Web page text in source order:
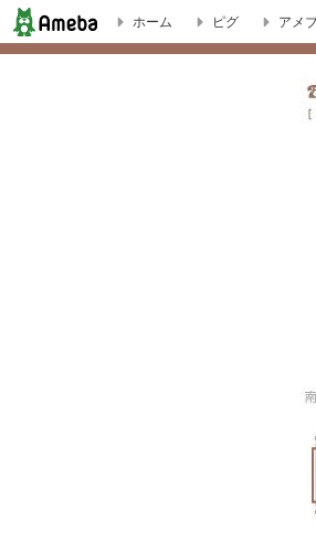
Hello Sugar☆好評です | 35歳からの
ホーム ピグ アメ